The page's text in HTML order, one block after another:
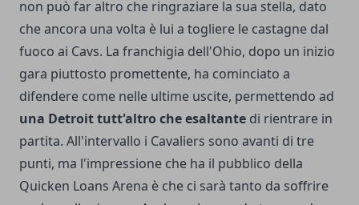
non può far altro che ringraziare la sua stella, dato
che ancora una volta è lui a togliere le castagne dal
fuoco ai Cavs. La franchigia dell'Ohio, dopo un inizio
gara piuttosto promettente, ha cominciato a
difendere come nelle ultime uscite, permettendo ad
una Detroit tutt'altro che esaltante di rientrare in
partita. All'intervallo i Cavaliers sono avanti di tre
punti, ma l'impressione che ha il pubblico della
Quicken Loans Arena è che ci sarà tanto da soffrire